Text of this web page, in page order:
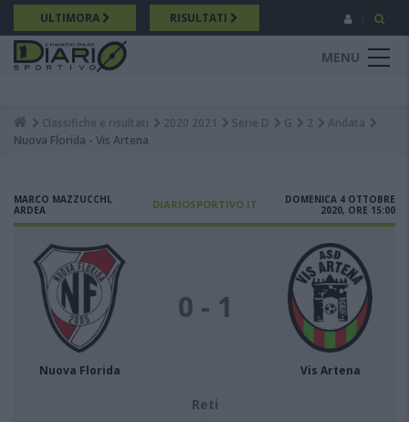
Salta
al
contenuto
principale
ULTIMORA RISULTATI
MENU
Breadcrumb
Classifiche e risultati 2020 2021 Serie D G 2
Andata
Nuova Florida - Vis Artena
MARCO MAZZUCCHI,
ARDEA
DIARIOSPORTIVO.IT
DOMENICA 4 OTTOBRE
2020, ORE 15:00
Nuova Florida
0 - 1
Vis Artena
Reti